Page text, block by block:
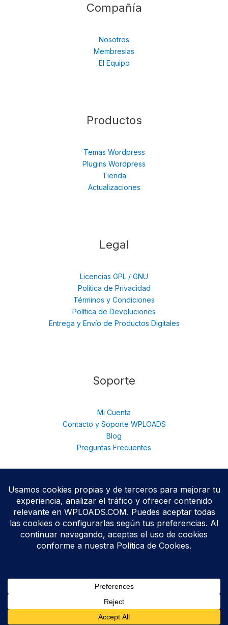
Compañía
Nosotros
Membresias
El Equipo
Productos
Temas Wordpress
Plugins Wordpress
Tienda
Actualizaciones
Legal
Licencias GPL / GNU
Política de Privacidad
Términos y Condiciones
Política de Devoluciones
Entrega y Envío de Productos Digitales
Soporte
Mi Cuenta
Contacto y Soporte WPLOADS
Blog
Preguntas Frecuentes
© 2026 WPloads | Descarga Plugins y Temas Premium para
WPLOADS no está afiliado ni respaldado por terceros
desarrolladores.